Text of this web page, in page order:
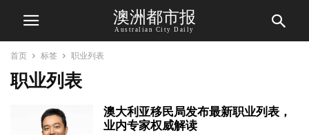
澳洲都市报
Australian City Daily
首页 标签 职业列表
职业列表
澳大利亚移民局发布最新职业列表，
业内专家权威解读